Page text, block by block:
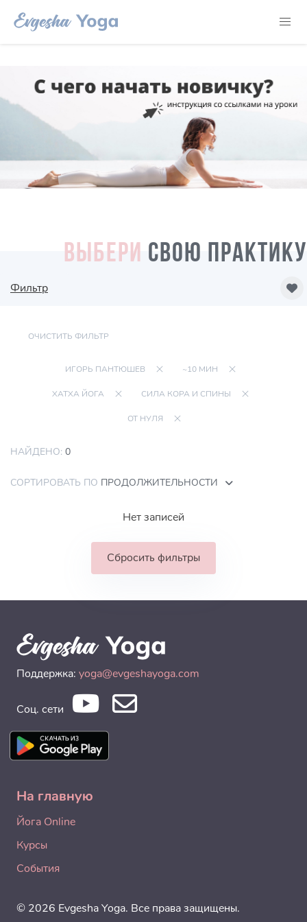
ВЫБЕРИ СВОЮ ПРАКТИКУ
Фильтр
ОЧИСТИТЬ ФИЛЬТР
ИГОРЬ ПАНТЮШЕВ ~10 МИН
ХАТХА ЙОГА СИЛА КОРА И СПИНЫ
ОТ НУЛЯ
НАЙДЕНО: 0
СОРТИРОВАТЬ ПО ПРОДОЛЖИТЕЛЬНОСТИ
Нет записей
Сбросить фильтры
Поддержка: yoga@evgeshayoga.com
Соц. сети
На главную
Йога Online
Курсы
События
© 2026 Evgesha Yoga. Все права защищены.